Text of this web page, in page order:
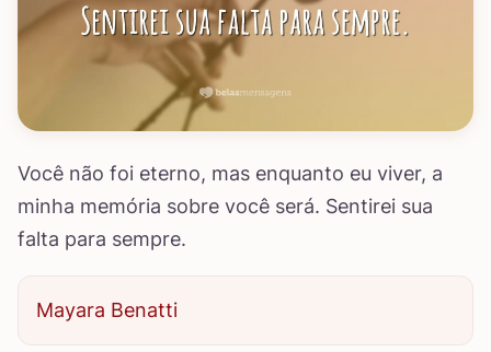
Você não foi eterno, mas enquanto eu viver, a
minha memória sobre você será. Sentirei sua
falta para sempre.
Mayara Benatti